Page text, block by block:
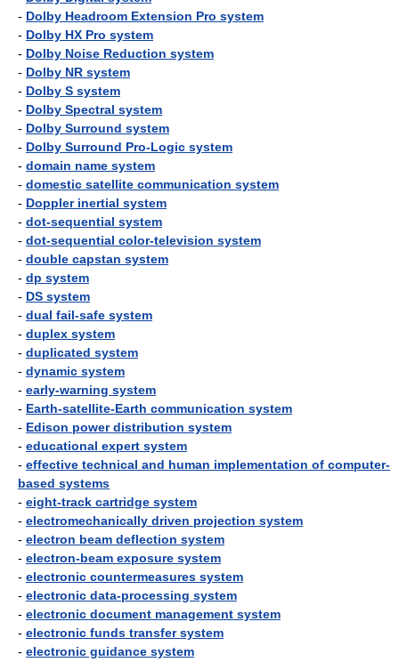
- Dolby Headroom Extension Pro system
- Dolby HX Pro system
- Dolby Noise Reduction system
- Dolby NR system
- Dolby S system
- Dolby Spectral system
- Dolby Surround system
- Dolby Surround Pro-Logic system
- domain name system
- domestic satellite communication system
- Doppler inertial system
- dot-sequential system
- dot-sequential color-television system
- double capstan system
- dp system
- DS system
- dual fail-safe system
- duplex system
- duplicated system
- dynamic system
- early-warning system
- Earth-satellite-Earth communication system
- Edison power distribution system
- educational expert system
- effective technical and human implementation of computer-
based systems
- eight-track cartridge system
- electromechanically driven projection system
- electron beam deflection system
- electron-beam exposure system
- electronic countermeasures system
- electronic data-processing system
- electronic document management system
- electronic funds transfer system
- electronic guidance system